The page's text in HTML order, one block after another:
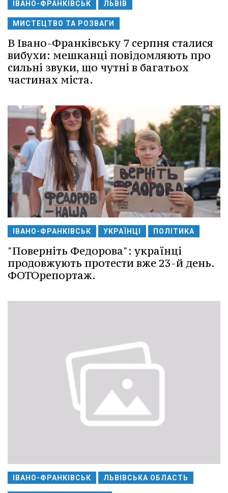
ІВАНО-ФРАНКІВСЬК ЛЬВІВ
МИСТЕЦТВО ТА РОЗВАГИ
В Івано-Франківську 7 серпня сталися
вибухи: мешканці повідомляють про
сильні звуки, що чутні в багатьох
частинах міста.
ІВАНО-ФРАНКІВСЬК УКРАЇНЦІ ПОЛІТИКА
"Поверніть Федорова": українці
продовжують протести вже 23-й день.
ФОТОрепортаж.
ІВАНО-ФРАНКІВСЬК ЛЬВІВСЬКА ОБЛАСТЬ